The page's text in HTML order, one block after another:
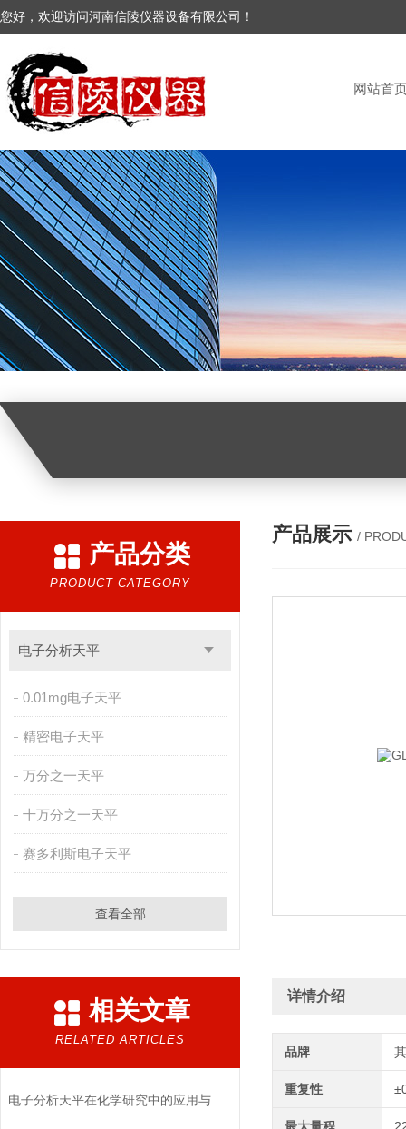
您好，欢迎访问河南信陵仪器设备有限公司！
网站首
产品分类
PRODUCT CATEGORY
电子分析天平
0.01mg电子天平
精密电子天平
万分之一天平
十万分之一天平
赛多利斯电子天平
查看全部
相关文章
RELATED ARTICLES
电子分析天平在化学研究中的应用与优势说明
产品展示 /
详情介绍
品牌
重复性